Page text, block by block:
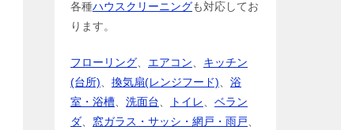
各種ハウスクリーニングも対応してお
ります。
フローリング エアコン
キッチン
(台所)
換気扇(レンジフード)
浴
室・浴槽
洗面台 トイレ
ベラン
ダ
窓ガラス・サッシ・網戸・雨戸